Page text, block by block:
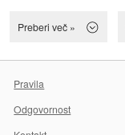
Preberi več »
Pravila
Odgovornost